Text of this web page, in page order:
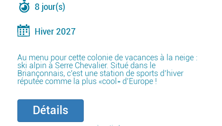
8 jour(s)
Hiver 2027
Au menu pour cette colonie de vacances à la neige :
ski alpin à Serre Chevalier. Situé dans le
Briançonnais, c'est une station de sports d’hiver
réputée comme la plus «cool» d’Europe !
Détails